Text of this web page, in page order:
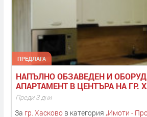
ПРЕДЛАГА
НАПЪЛНО ОБЗАВЕДЕН И
АПАРТАМЕНТ В ЦЕНТЪРА НА ГР.
Преди 3 дни
За гр. Хасковов категория „Имоти -